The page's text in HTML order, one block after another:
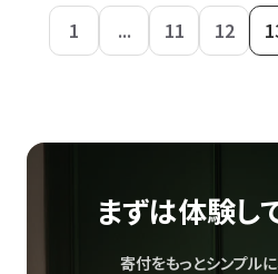
1 ... 11 12
まずは体験し
寄付をもっとシンプルに